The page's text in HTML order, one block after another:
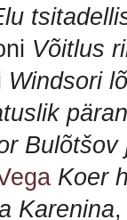
Võitlus
Windsori
Bulõtšov
Koer
Karenina